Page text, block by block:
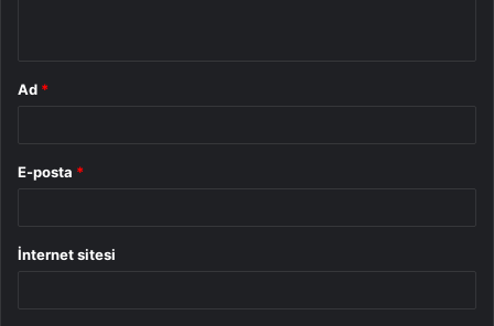
Ad *
E-posta *
İnternet sitesi